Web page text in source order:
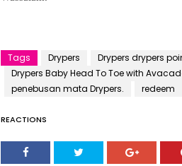
Tags Drypers
Drypers drypers
Drypers Baby Head To Toe with
penebusan mata Drypers.
redeem
REACTIONS